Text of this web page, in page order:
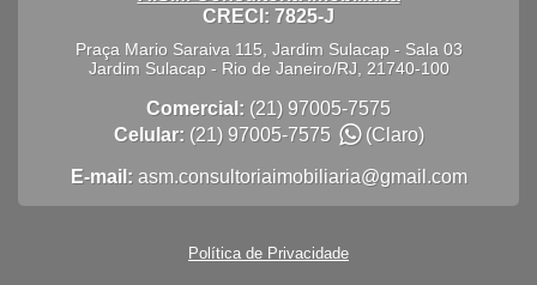
CRECI: 7825-J
Praça Mario Saraiva 115, Jardim Sulacap - Sala 03
Jardim Sulacap- Rio de Janeiro/RJ, 21740-100
Comercial: (21) 97005-7575
Celular: (21) 97005-7575 (Claro)
E-mail: asm.consultoriaimobiliaria@gmail.com
Política de Privacidade